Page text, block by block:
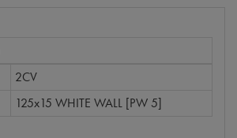
2CV
125x15 WHITE WALL [PW 5]